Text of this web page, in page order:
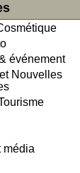
événement
Nouvelles
média